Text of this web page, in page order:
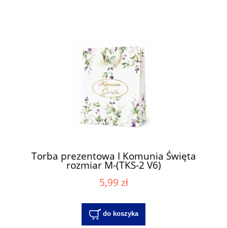
Torba prezentowa I Komunia Święta
rozmiar M-(TKS-2 V6)
5,99 zł
do koszyka